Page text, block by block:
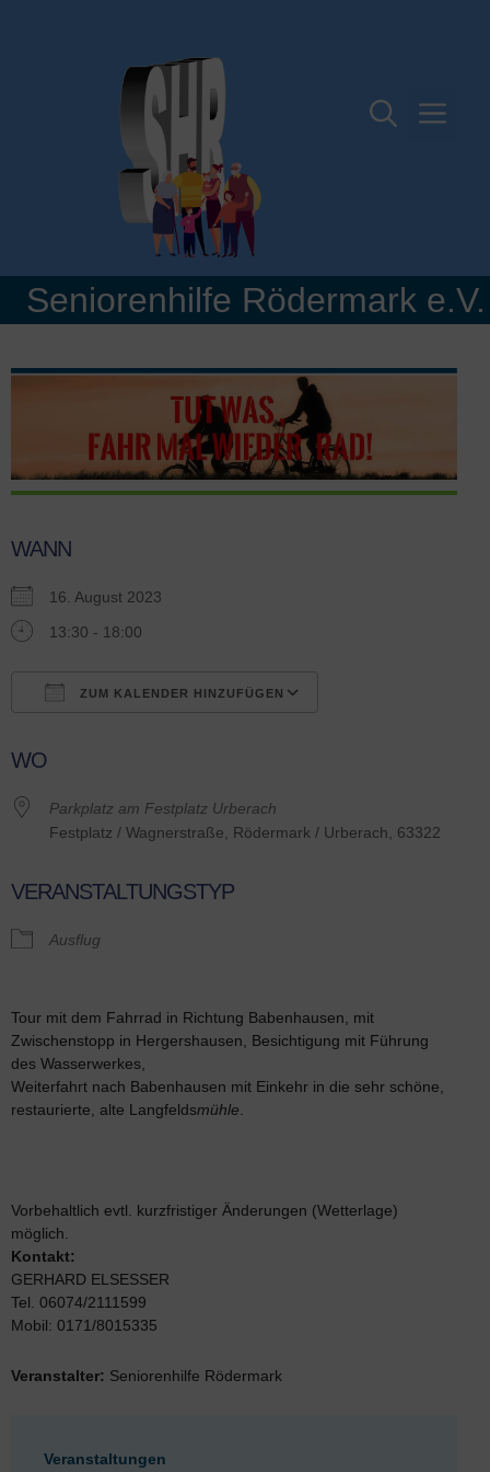
Seniorenhilfe Rödermark e.V.
WANN
16. August 2023
13:30 - 18:00
ZUM KALENDER HINZUFÜGEN
WO
Parkplatz am Festplatz Urberach
Festplatz / Wagnerstraße, Rödermark / Urberach, 63322
VERANSTALTUNGSTYP
Ausflug
Tour mit dem Fahrrad in Richtung Babenhausen, mit
Zwischenstopp in Hergershausen, Besichtigung mit Führung
des Wasserwerkes,
Weiterfahrt nach Babenhausen mit Einkehr in die sehr schöne,
restaurierte, alte Langfeldsmühle
Vorbehaltlich evtl. kurzfristiger Änderungen (Wetterlage)
möglich.
Kontakt:
GERHARD ELSESSER
Tel. 06074/2111599
Mobil: 0171/8015335
Veranstalter: Seniorenhilfe Rödermark
Veranstaltungen